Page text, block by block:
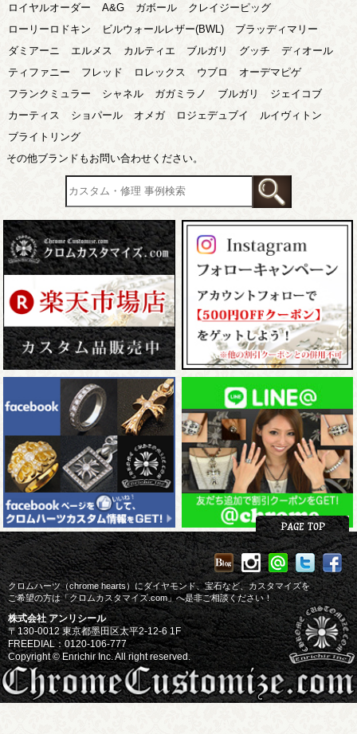
ロイヤルオーダー
A&G ガボール
クレイジーピッグ
ローリーロドキン
ビルウォールレザー(BWL)
ブラッディマリー
ダミアーニ
エルメス カルティエ ブルガリ グッチ
ディオール
ティファニー
フレッド ロレックス ウブロ
オーデマピゲ
フランクミュラー
シャネル ガガミラノ ブルガリ
ジェイコブ
カーティス
ショパール オメガ ロジェデュブイ
ルイヴィトン
ブライトリング
その他ブランドもお問い合わせください。
クロムハーツ（chrome hearts）にダイヤモンド、宝石など、カスタマイズを
ご希望の方は「クロムカスタマイズ.com」へ是非ご相談ください！
株式会社 アンリシール
〒130-0012 東京都墨田区太平2-12-6 1F
FREEDIAL：0120-106-777
Copyright © Enrichir Inc. All right reserved.